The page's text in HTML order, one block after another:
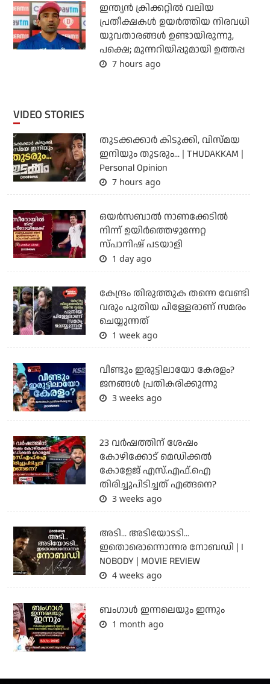
ഇന്ത്യന്‍ ക്രിക്കറ്റില്‍ വലിയ
പ്രതീക്ഷകള്‍ ഉയര്‍ത്തിയ നിരവധി
യുവതാരങ്ങള്‍ ഉണ്ടായിരുന്നു,
പക്ഷെ; മുന്നറിയിപ്പുമായി ഉത്തപ്പ
7 hours ago
VIDEO STORIES
തുടക്കക്കാര്‍ കിടുക്കി, വിസ്മയ
ഇനിയും തുടരും... | THUDAKKAM |
Personal Opinion
7 hours ago
ഒയര്‍സബാൽ നാണക്കേടിൽ
നിന്ന് ഉയിർത്തെഴുന്നേറ്റ
സ്പാനിഷ് പടയാളി
1 day ago
കേന്ദ്രം തിരുത്തുക തന്നെ വേണ്ടി
വരും പുതിയ പിള്ളേരാണ് സമരം
ചെയ്യുന്നത്
1 week ago
വീണ്ടും ഇരുട്ടിലായോ കേരളം?
ജനങ്ങൾ പ്രതികരിക്കുന്നു
3 weeks ago
23 വർഷത്തിന് ശേഷം
കോഴിക്കോട് മെഡിക്കൽ
കോളേജ് എസ്.എഫ്.ഐ
തിരിച്ചുപിടിച്ചത് എങ്ങനെ?
3 weeks ago
അടി... അടിയോടടി...
ഇതൊരൊന്നൊന്നര നോബഡി | I
NOBODY | MOVIE REVIEW
4 weeks ago
ബംഗാള്‍ ഇന്നലെയും ഇന്നും
1 month ago